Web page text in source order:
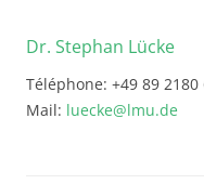
Dr. Stephan Lücke
Téléphone: +49 89 2180
Mail: luecke@lmu.de